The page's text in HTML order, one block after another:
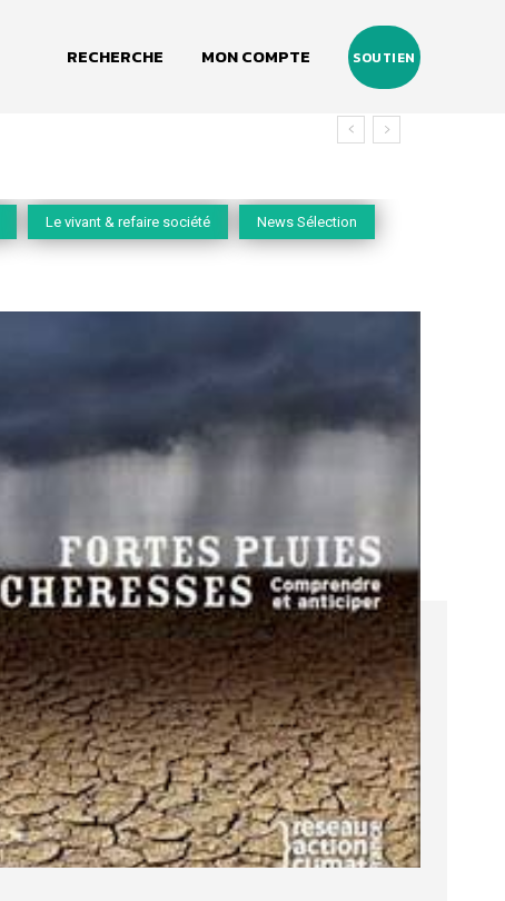
RECHERCHE MON COMPTE SOUTIEN
Le vivant & refaire société News Sélection